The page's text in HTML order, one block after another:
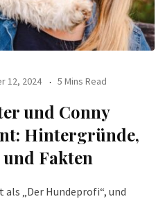
12, 2024 5 Mins Read
und Conny
Hintergründe,
Fakten
„Der Hundeprofi“, und